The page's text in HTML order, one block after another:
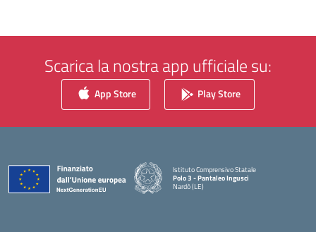
Scarica la nostra app ufficiale su:
App Store Play Store
Istituto Comprensivo Statale
Polo 3 - Pantaleo Ingusci
Nardò (LE)